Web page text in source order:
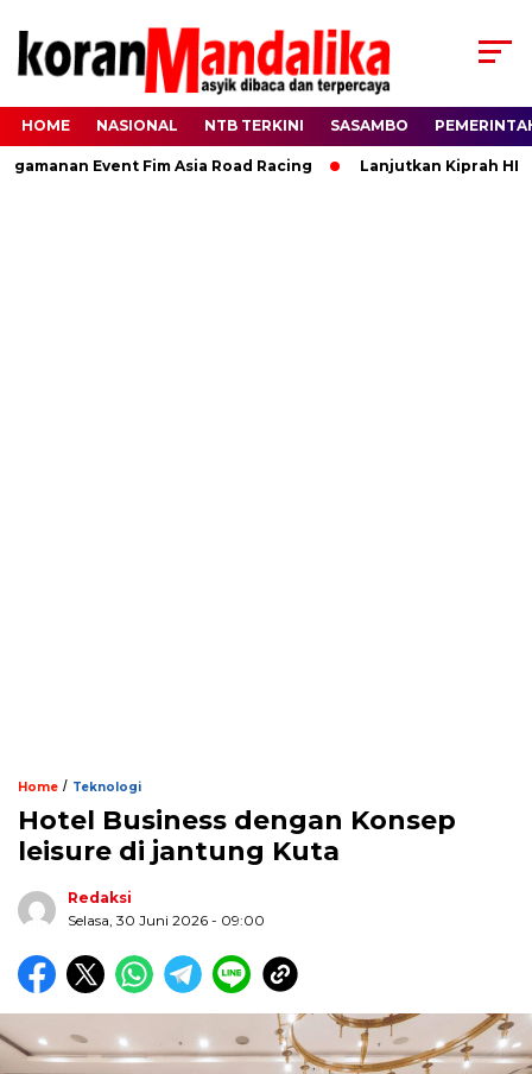
HOME NASIONAL NTB TERKINI SASAMBO
Event Fim Asia Road Racing Lanjutkan Kiprah HBK,
Home / Teknologi
Hotel Business dengan Konsep
leisure di jantung Kuta
Redaksi
Selasa, 30 Juni 2026 - 09:00